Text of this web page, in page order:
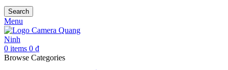
Search
Menu
0 items 0 ₫
Browse Categories